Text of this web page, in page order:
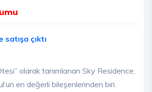
çıktı
olarak tanımlanan Sky Residence,
en değerli bileşenlerinden biri.